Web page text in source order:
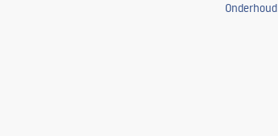
Onderhoud